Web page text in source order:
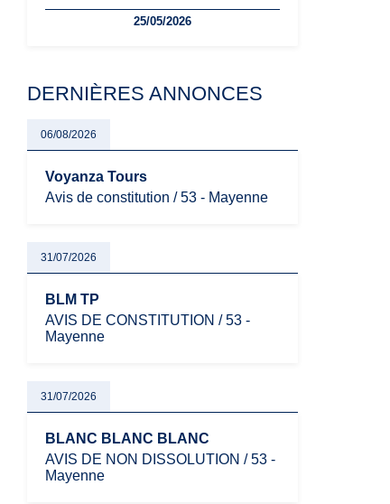
les auto-entrepreneurs, artisans et
évoluent dans un contexte de contrôle
oblige les indépendants à rester
particulièrement vigilants.
25/05/2026
DERNIÈRES ANNONCES
06/08/2026
Voyanza Tours
Avis de constitution / 53 - Mayenne
31/07/2026
BLM TP
AVIS DE CONSTITUTION / 53 -
Mayenne
31/07/2026
BLANC BLANC BLANC
AVIS DE NON DISSOLUTION / 53 -
Mayenne